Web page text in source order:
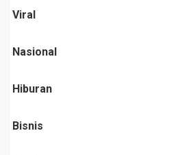
Viral
Nasional
Hiburan
Bisnis